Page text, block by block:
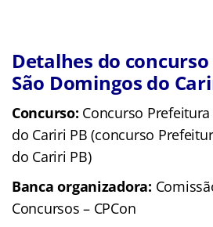
Detalhes do
São Domingos do
Concurso: Concurso
do Cariri PB (concurso
do Cariri PB)
Banca organizadora:
Concursos – CPCon